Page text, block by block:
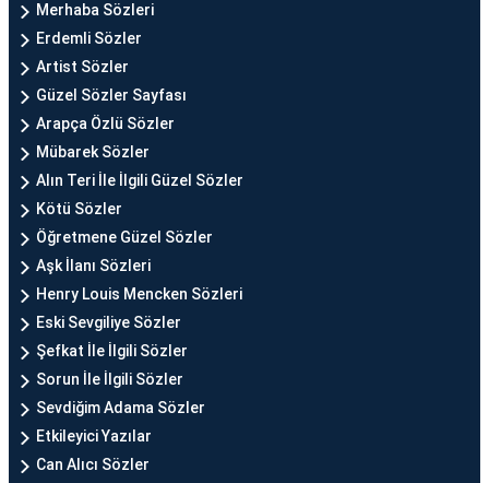
Merhaba Sözleri
Erdemli Sözler
Artist Sözler
Güzel Sözler Sayfası
Arapça Özlü Sözler
Mübarek Sözler
Alın Teri İle İlgili Güzel Sözler
Kötü Sözler
Öğretmene Güzel Sözler
Aşk İlanı Sözleri
Henry Louis Mencken Sözleri
Eski Sevgiliye Sözler
Şefkat İle İlgili Sözler
Sorun İle İlgili Sözler
Sevdiğim Adama Sözler
Etkileyici Yazılar
Can Alıcı Sözler